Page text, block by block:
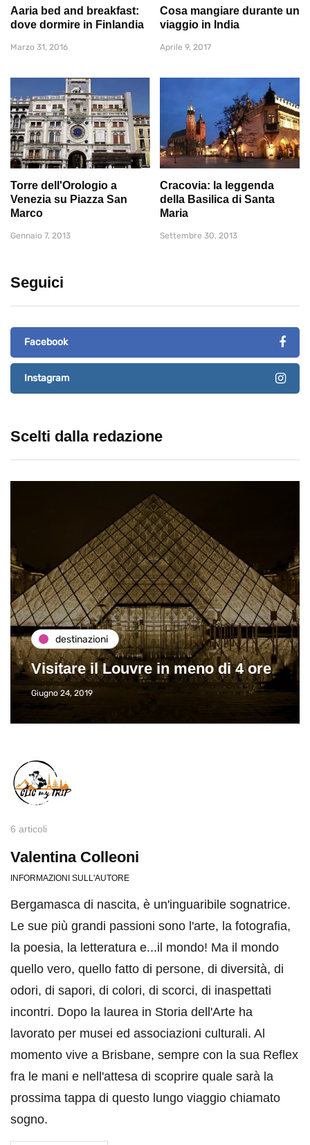
Aaria bed and breakfast:
dove dormire in Finlandia
Marzo 31, 2016
Cosa mangiare durante un
viaggio in India
Aprile 9, 2017
Torre dell'Orologio a
Venezia su Piazza San
Marco
Gennaio 7, 2013
Cracovia: la leggenda
della Basilica di Santa
Maria
Settembre 30, 2013
Seguici
Facebook
Instagram
Scelti dalla redazione
destinazioni
Visitare il Louvre in meno di 4 ore
Giugno 24, 2019
6 articoli
Valentina Colleoni
INFORMAZIONI SULL'AUTORE
Bergamasca di nascita, è un'inguaribile sognatrice.
Le sue più grandi passioni sono l'arte, la fotografia,
la poesia, la letteratura e...il mondo! Ma il mondo
quello vero, quello fatto di persone, di diversità, di
odori, di sapori, di colori, di scorci, di inaspettati
incontri. Dopo la laurea in Storia dell'Arte ha
lavorato per musei ed associazioni culturali. Al
momento vive a Brisbane, sempre con la sua Reflex
fra le mani e nell'attesa di scoprire quale sarà la
prossima tappa di questo lungo viaggio chiamato
sogno.